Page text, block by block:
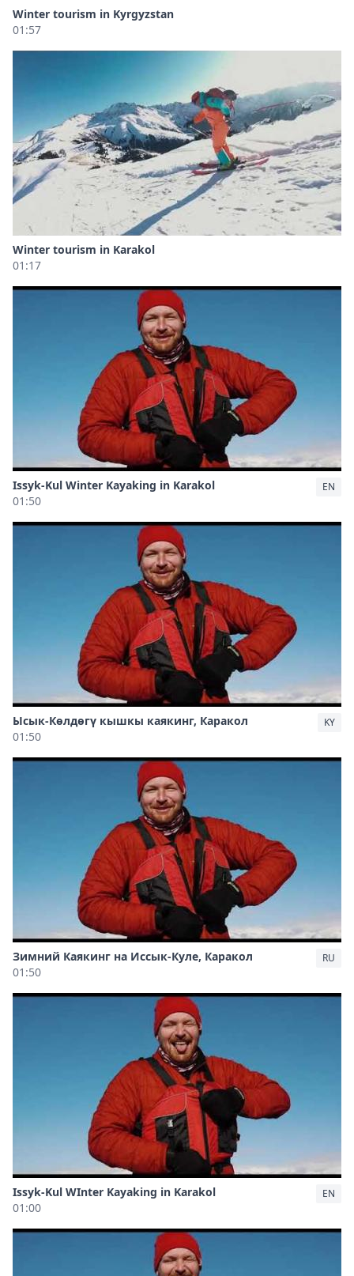
Winter tourism in Kyrgyzstan
01:57
Winter tourism in Karakol
01:17
Issyk-Kul Winter Kayaking in Karakol
01:50
EN
Ысык-Көлдөгү кышкы каякинг, Каракол
01:50
KY
Зимний Каякинг на Иссык-Куле, Каракол
01:50
RU
Issyk-Kul WInter Kayaking in Karakol
01:00
EN